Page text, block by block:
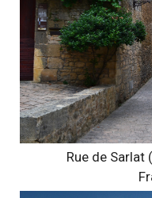
Rue de